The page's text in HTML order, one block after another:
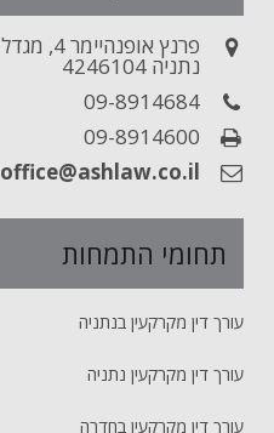
נתניה 4246104
09-8914684
09-8914600
office@ashlaw.co.il
תחומי התמחות
עורך דין מקרקעין בנתניה
עורך דין מקרקעין נתניה
עורך דין מקרקעין בחדרה